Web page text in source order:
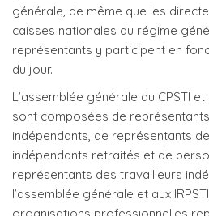
générale, de même que les
caisses nationales du régime
représentants y participent en
du jour.
L’assemblée générale du CPSTI
sont composées de
indépendants, de représentants
indépendants retraités et de
représentants des travailleurs
l’assemblée générale et aux